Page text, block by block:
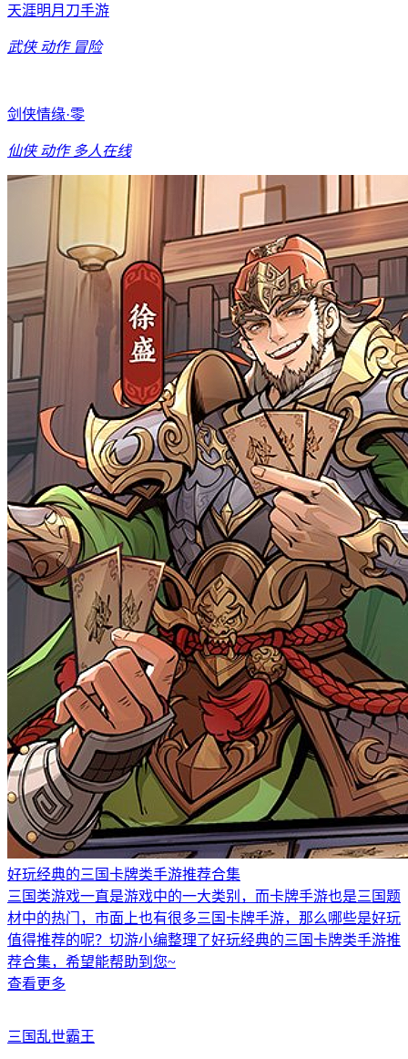
天涯明月刀手游
武侠 动作 冒险
剑侠情缘·零
仙侠 动作 多人在线
好玩经典的三国卡牌类手游推荐合集
三国类游戏一直是游戏中的一大类别，而卡牌手游也是三国题
材中的热门，市面上也有很多三国卡牌手游，那么哪些是好玩
值得推荐的呢？切游小编整理了好玩经典的三国卡牌类手游推
荐合集，希望能帮助到您~
查看更多
三国乱世霸王